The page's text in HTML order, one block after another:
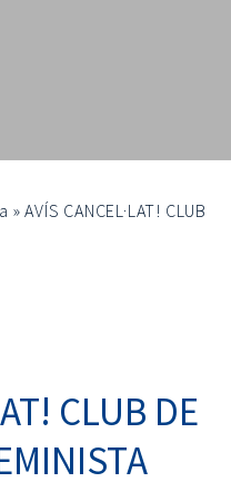
»AVÍS CANCEL·LAT! CLUB
CLUB DE